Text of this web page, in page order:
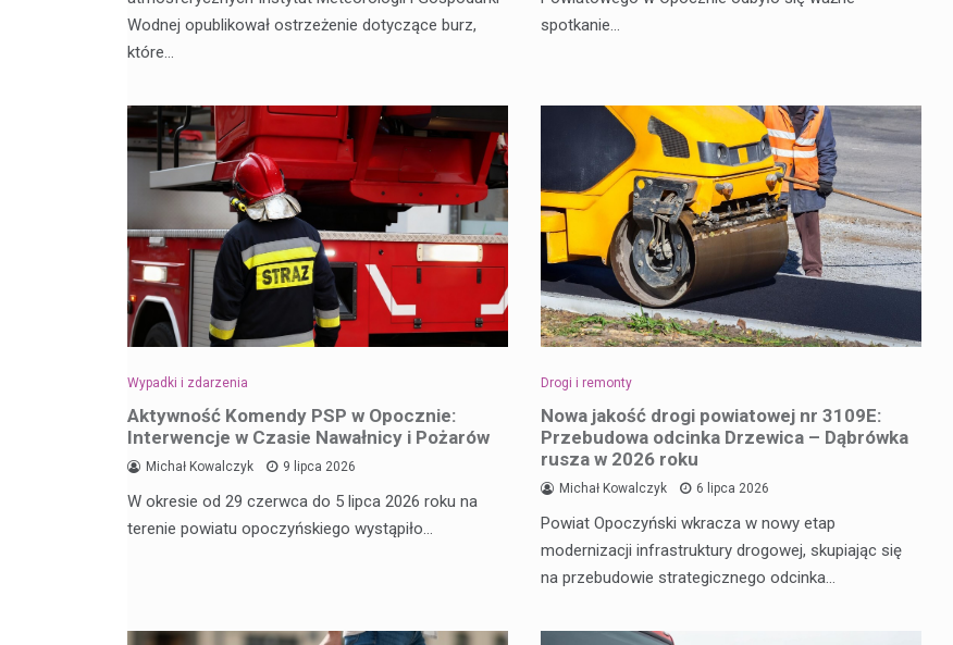
Wodnej opublikował ostrzeżenie dotyczące burz,
które…
spotkanie…
Wypadki i zdarzenia
Aktywność Komendy PSP w Opocznie:
Interwencje w Czasie Nawałnicy i Pożarów
Michał Kowalczyk 9 lipca 2026
W okresie od 29 czerwca do 5 lipca 2026 roku na
terenie powiatu opoczyńskiego wystąpiło…
Drogi i remonty
Nowa jakość drogi powiatowej nr 3109E:
Przebudowa odcinka Drzewica – Dąbrówka
rusza w 2026 roku
Michał Kowalczyk 6 lipca 2026
Powiat Opoczyński wkracza w nowy etap
modernizacji infrastruktury drogowej, skupiając się
na przebudowie strategicznego odcinka…